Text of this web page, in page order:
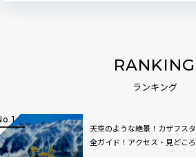
RANKING
ランキング
天空のような絶景！カザフス
全ガイド！アクセス・見どこ